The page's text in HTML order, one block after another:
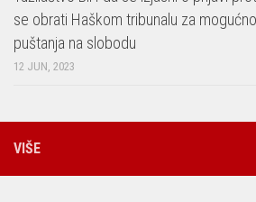
se obrati Haškom tribunalu za
puštanja na slobodu
12 JUN, 2023
VIŠE